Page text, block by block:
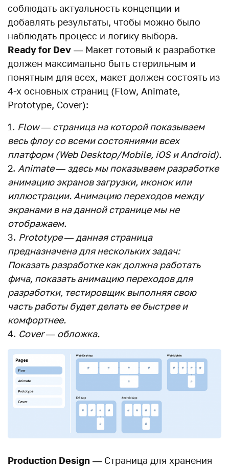
соблюдать актуальность концепции и
добавлять результаты, чтобы можно было
наблюдать процесс и логику выбора.
Ready for Dev — Макет готовый к разработке
должен максимально быть стерильным и
понятным для всех, макет должен состоять из
4-х основных страниц (Flow, Animate,
Prototype, Cover):
Flow — страница на которой показываем
весь флоу со всеми состояниями всех
платформ (Web Desktop/Mobile, iOS и Android).
Animate — здесь мы показываем разработке
анимацию экранов загрузки, иконок или
иллюстрации. Анимацию переходов между
экранами в на данной странице мы не
отображаем.
Prototype — данная страница
предназначена для нескольких задач:
Показать разработке как должна работать
фича, показать анимацию переходов для
разработки, тестировщик выполняя свою
часть работы будет делать ее быстрее и
комфортнее.
Cover — обложка.
Production Design — Страница для хранения